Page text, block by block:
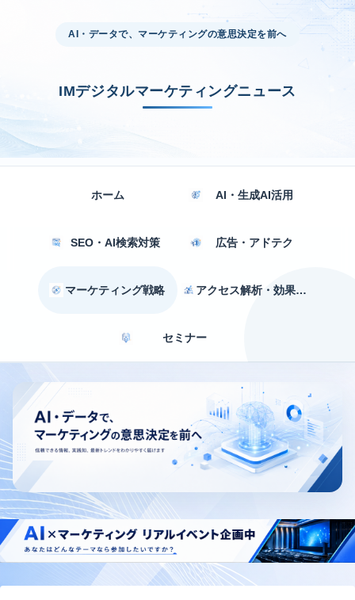
AI・データで、マーケティングの意思決定を前へ
IMデジタルマーケティングニュース
ホーム AI・生成AI活用
SEO・AI検索対策 広告・アドテク
マーケティング戦略 アクセス解析・効果測定
セミナー